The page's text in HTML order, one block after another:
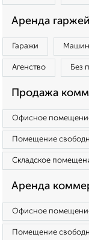
Аренда
Гаражи
Агенство Без
Продажа
Офисное
Помещение
Складское
Аренда
Офисное
Помещение